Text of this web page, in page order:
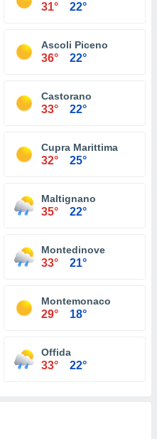
31° 22°
Ascoli Piceno
36° 22°
Castorano
33° 22°
Cupra Marittima
32° 25°
Maltignano
35° 22°
Montedinove
33° 21°
Montemonaco
29° 18°
Offida
33° 22°